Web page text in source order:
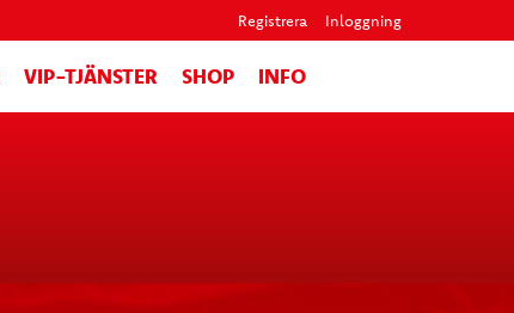
Registrera Inloggning
VIP-TJÄNSTER SHOP INFO